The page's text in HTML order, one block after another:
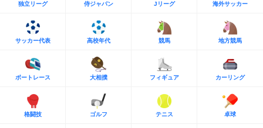
独立リーグ 侍ジャパン Jリーグ 海外サッカー
サッカー代表 高校年代 競馬 地方競馬
ボートレース 大相撲 フィギュア カーリング
格闘技 ゴルフ テニス 卓球